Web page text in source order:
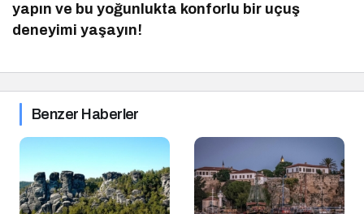
yapın ve bu yoğunlukta konforlu bir uçuş
deneyimi yaşayın!
Benzer Haberler